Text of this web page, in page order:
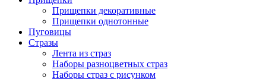
Прищепки декоративные
Прищепки однотонные
Пуговицы
Стразы
Лента из страз
Наборы разноцветных страз
Наборы страз с рисунком